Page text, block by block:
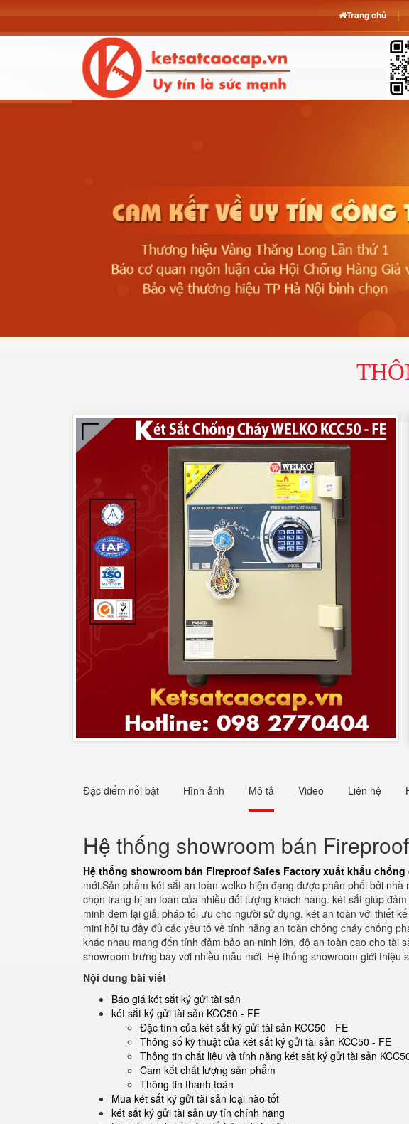
Đặc điểm nổi bật Hình ảnh Mô tả Video Liên hệ
Hệ thống showroom bán
Hệ thống showroom bán Fireproof Safes Factory xuất khẩu
mới.Sản phẩm két sắt an toàn welko hiện đạng được phân phối bởi
chọn trang bị an toàn của nhiều đối tượng khách hàng. két sắt giúp
minh đem lại giải pháp tối ưu cho người sử dụng. két an toàn với thiết
mini hội tụ đầy đủ các yếu tố về tính năng an toàn chống cháy chống
khác nhau mang đến tính đảm bảo an ninh lớn, độ an toàn cao cho tài
showroom trưng bày với nhiều mẫu mới. Hệ thống showroom giới
Nội dung bài viết
Báo giá két sắt ký gửi tài sản
két sắt ký gửi tài sản KCC50 - FE
Đặc tính của két sắt ký gửi tài sản KCC50 - FE
Thông số kỹ thuật của két sắt ký gửi tài sản KCC50 - FE
Thông tin chất liệu và tính năng két sắt ký gửi tài sản
Cam kết chất lượng sản phẩm
Thông tin thanh toán
Mua két sắt ký gửi tài sản loại nào tốt
két sắt ký gửi tài sản uy tín chính hãng
Trang chủ